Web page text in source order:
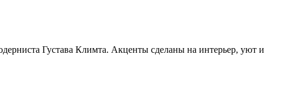
Густава Климта. Акценты сделаны на интерьер, уют и